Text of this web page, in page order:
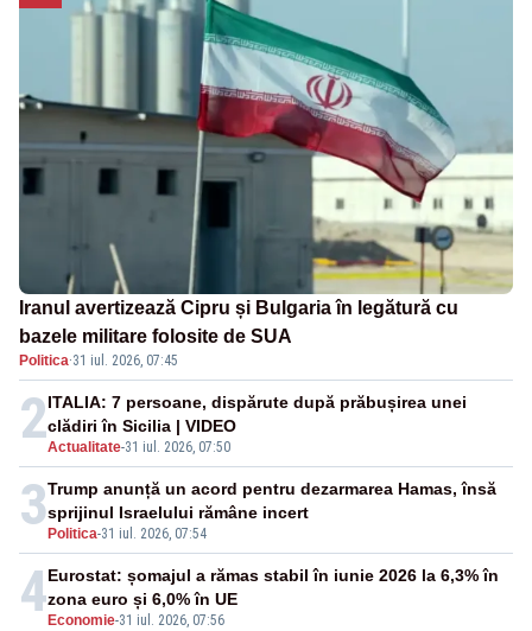
Iranul avertizează Cipru și Bulgaria în legătură cu
bazele militare folosite de SUA
Politica·31 iul. 2026, 07:45
2Actualitate-31 iul. 2026, 07:50
ITALIA: 7 persoane, dispărute după prăbușirea unei
clădiri în Sicilia | VIDEO
3 Politica-31 iul. 2026, 07:54
Trump anunță un acord pentru dezarmarea Hamas, însă
sprijinul Israelului rămâne incert
4 Economie-31 iul. 2026, 07:56
Eurostat: șomajul a rămas stabil în iunie 2026 la 6,3% în
zona euro și 6,0% în UE